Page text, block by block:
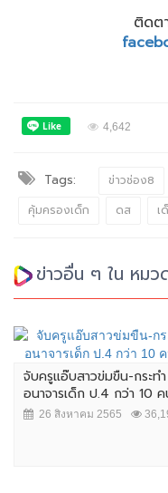
ติดต
4,642
Tags: ข่าวช่อง8
คุ้มครองเด็ก
ดส เ
ข่าวอื่น ๆ ใน หม
จับครูแอ๊บสาวข่มขืน-กระทำ
อนาจารเด็ก ป.4 กว่า 10 ค
26 สิงหาคม 2565